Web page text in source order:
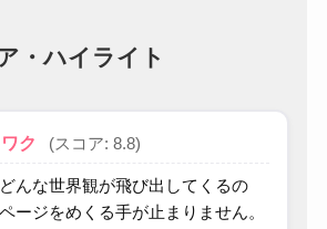
・ハイライト
ク (スコア: 8.8)
んな世界観が飛び出してくるの
ージをめくる手が止まりません。